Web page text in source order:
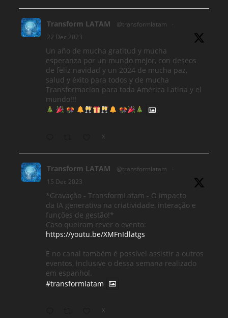
Transform LATAM @transformlatam
·
22 Dec 2023
Un año de mucha gratitud y mucha
esperanza por un mundo mejor, con deseos
de feliz navidad y un 2024 de mucha paz,
salud y éxito para todos y de mucha
Transformacion para toda América Latina y el
mundo!!!
X
Transform LATAM @transformlatam
·
15 Dec 2023
*Gravação - TransformLatam - O impacto
da IA ​​generativa na criatividade, interação e
funções de gestão!*
Caso queiram rever o evento:
https://youtu.be/XMFnIdlatgs
E no canal também é possível assistir a outros
eventos, inclusive o dessa semana realizado
em espanhol.
#transformlatam
X